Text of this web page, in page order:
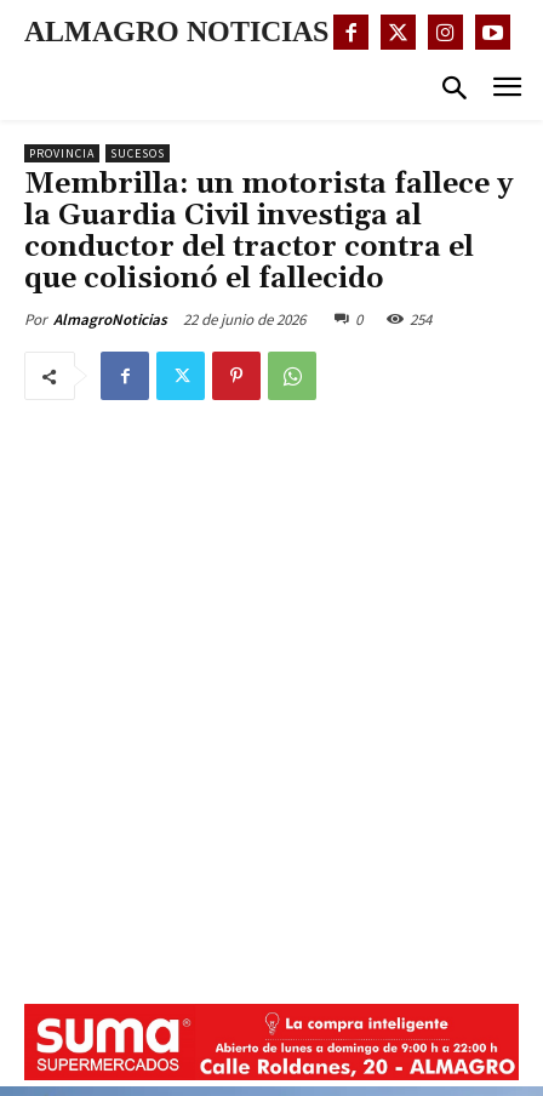
ALMAGRO NOTICIAS
PROVINCIA SUCESOS
Membrilla: un motorista fallece y
la Guardia Civil investiga al
conductor del tractor contra el
que colisionó el fallecido
Por AlmagroNoticias 22 de junio de 2026 0 254